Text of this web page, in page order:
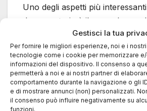
Gestisci la tua
Per fornire le migliori esperienze, noi e i
tecnologie come i cookie per memorizzare
informazioni del dispositivo. Il consenso a
permetterà a noi e ai nostri partner di
comportamento durante la navigazione o gli
e di mostrare annunci (non) personalizzati.
il consenso può influire negativamente su
funzioni.
Uno degli aspetti più
documentario è il suo valore
limita allo sport, ma diventa un
nell’Italia di fine Novecento.
Un Paese senza smartphone e
dove il calcio si viveva in modo
case, nei bar, negli stadi.